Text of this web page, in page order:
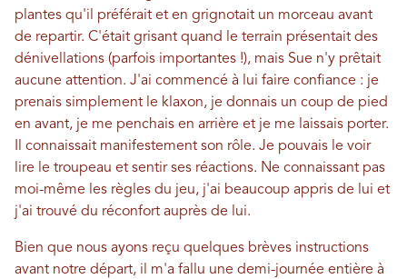
plantes qu'il préférait et en grignotait un morceau avant
de repartir. C'était grisant quand le terrain présentait des
dénivellations (parfois importantes !), mais Sue n'y prêtait
aucune attention. J'ai commencé à lui faire confiance : je
prenais simplement le klaxon, je donnais un coup de pied
en avant, je me penchais en arrière et je me laissais porter.
Il connaissait manifestement son rôle. Je pouvais le voir
lire le troupeau et sentir ses réactions. Ne connaissant pas
moi-même les règles du jeu, j'ai beaucoup appris de lui et
j'ai trouvé du réconfort auprès de lui.
Bien que nous ayons reçu quelques brèves instructions
avant notre départ, il m'a fallu une demi-journée entière à